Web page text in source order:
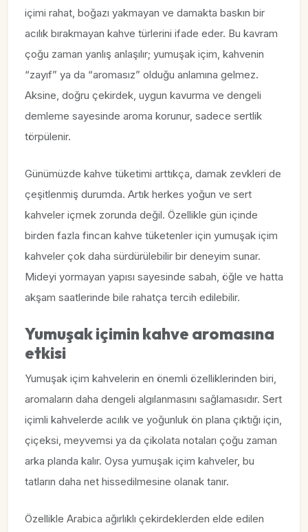
içimi rahat, boğazı yakmayan ve damakta baskın bir
acılık bırakmayan kahve türlerini ifade eder. Bu kavram
çoğu zaman yanlış anlaşılır; yumuşak içim, kahvenin
“zayıf” ya da “aromasız” olduğu anlamına gelmez.
Aksine, doğru çekirdek, uygun kavurma ve dengeli
demleme sayesinde aroma korunur, sadece sertlik
törpülenir.
Günümüzde kahve tüketimi arttıkça, damak zevkleri de
çeşitlenmiş durumda. Artık herkes yoğun ve sert
kahveler içmek zorunda değil. Özellikle gün içinde
birden fazla fincan kahve tüketenler için yumuşak içim
kahveler çok daha sürdürülebilir bir deneyim sunar.
Mideyi yormayan yapısı sayesinde sabah, öğle ve hatta
akşam saatlerinde bile rahatça tercih edilebilir.
Yumuşak içimin kahve aromasına
etkisi
Yumuşak içim kahvelerin en önemli özelliklerinden biri,
aromaların daha dengeli algılanmasını sağlamasıdır. Sert
içimli kahvelerde acılık ve yoğunluk ön plana çıktığı için,
çiçeksi, meyvemsi ya da çikolata notaları çoğu zaman
arka planda kalır. Oysa yumuşak içim kahveler, bu
tatların daha net hissedilmesine olanak tanır.
Özellikle Arabica ağırlıklı çekirdeklerden elde edilen